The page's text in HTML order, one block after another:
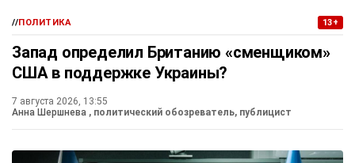
//ПОЛИТИКА 13+
Запад определил Британию «сменщиком»
США в поддержке Украины?
7 августа 2026, 13:55
Анна Шершнева , политический обозреватель, публицист